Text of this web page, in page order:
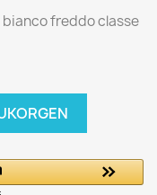
bianco freddo classe